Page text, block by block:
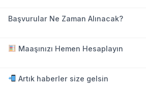
Başvurular Ne Zaman Alınacak?
Maaşınızı Hemen Hesaplayın
Artık haberler size gelsin